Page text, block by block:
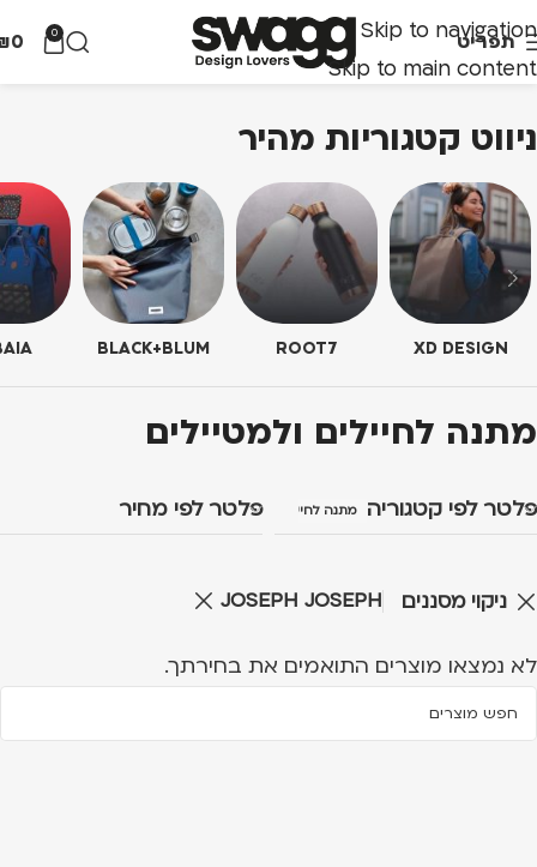
Skip to navigation
Skip to main content
תפריט 0
0
ניווט קטגוריות מהיר
XD DESIGN
ROOT7
BLACK+BLUM
מתנה לחיילים ולמטיילים
פלטר לפי קטגוריה מתנה לחיילים ולמטייליםפלטר לפי מחיר
ניקוי מסננים JOSEPH JOSEPH
לא נמצאו מוצרים התואמים את בחירתך.